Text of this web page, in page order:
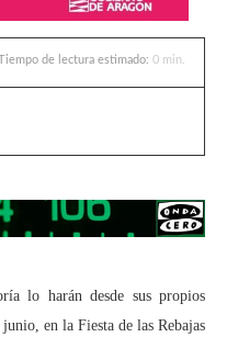
Tiempo de lectura estimado: 0 min.
lo harán desde sus propios
en la Fiesta de las Rebajas